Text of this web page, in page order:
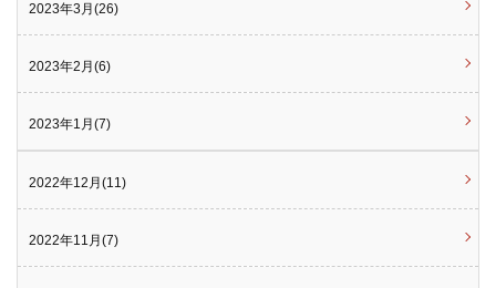
2023年3月(26)
2023年2月(6)
2023年1月(7)
2022年12月(11)
2022年11月(7)